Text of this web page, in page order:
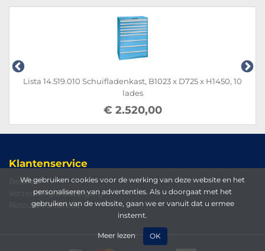
Lista 14.519.010 Schuifladenkast, B1023 x D725 x H1450, 10
lades
€ 2.520,00
Klantenservice
Betalen
Verzending & bezorging
Retouren & service
We gebruiken cookies voor de werking van deze website en het
personaliseren van advertenties. Als u doorgaat met het
gebruiken van de website, gaan we er vanuit dat u ermee
instemt.
Meer lezen OK